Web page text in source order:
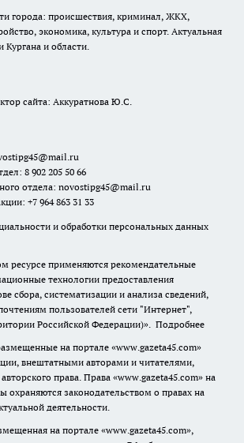
города: происшествия, криминал, ЖКХ,
экономика, культура и спорт. Актуальная
и области.
сайта: Аккуратнова Ю.С.
8 902 205 50 66
отдела: novostipg45@mail.ru
+7 964 863 31 33
и обработки персональных данных
ресурсе применяются рекомендательные
технологии предоставления
сбора, систематизации и анализа сведений,
пользователей сети "Интернет",
Российской Федерации)». Подробнее
на портале «www.gazeta45.com»
внештатными авторами и читателями,
права. Права «www.gazeta45.com» на
охраняются законодательством о правах на
деятельности.
на портале «www.gazeta45.com»,